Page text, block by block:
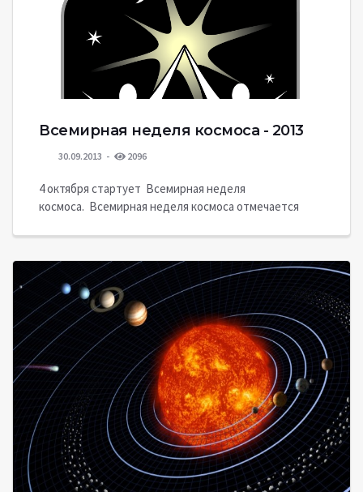
Всемирная неделя космоса - 2013
30.09.2013 2096
4 октября стартует Всемирная неделя
космоса. Всемирная неделя космоса отмечается